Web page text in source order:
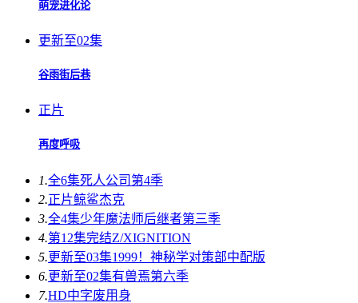
萌宠进化论
更新至02集
谷雨街后巷
正片
再度呼吸
1.全6集死人公司第4季
2.正片鲸鲨杰克
3.全4集少年魔法师后继者第三季
4.第12集完结Z/XIGNITION
5.更新至03集1999！神秘学对策部中配版
6.更新至02集有兽焉第六季
7.HD中字废用身